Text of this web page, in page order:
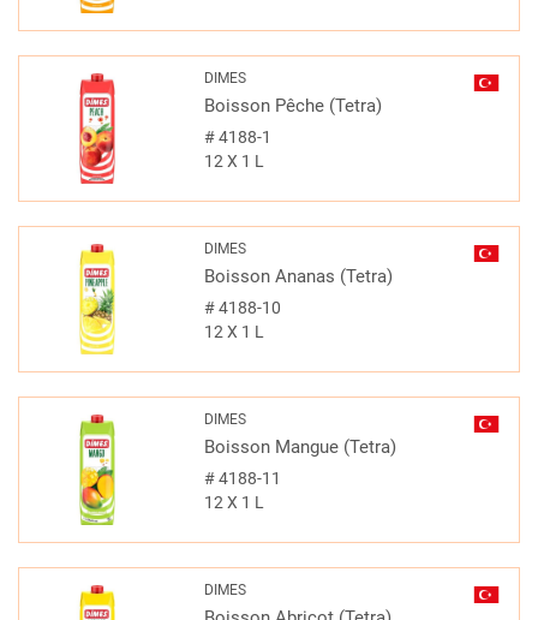
DIMES
Boisson Pêche (Tetra)
#4188-1
12 X 1 L
DIMES
Boisson Ananas (Tetra)
#4188-10
12 X 1 L
DIMES
Boisson Mangue (Tetra)
#4188-11
12 X 1 L
DIMES